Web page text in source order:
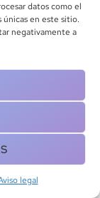
datos como el
en este sitio.
negativamente a
legal
|
| Aviso legal